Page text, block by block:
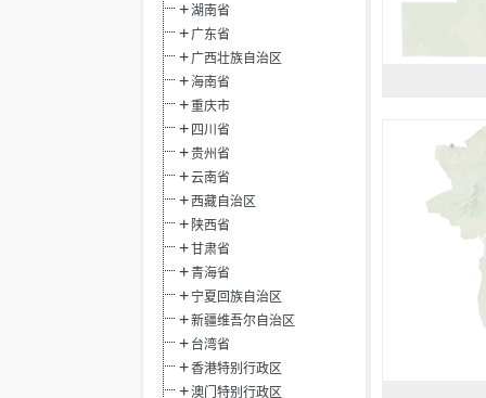
湖南省
广东省
广西壮族自治区
海南省
重庆市
四川省
贵州省
云南省
西藏自治区
陕西省
甘肃省
青海省
宁夏回族自治区
新疆维吾尔自治区
台湾省
香港特别行政区
澳门特别行政区